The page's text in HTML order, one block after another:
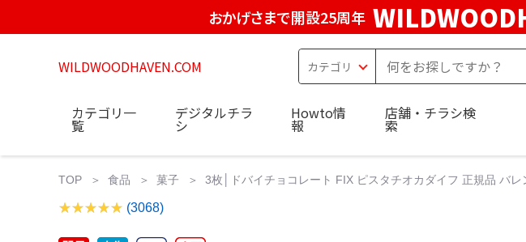
おかげさまで開設25周年
WILDWOODHAVEN.COM
カテゴリ一
覧
デジタルチラ
シ
Howto情
報
店舗・チラシ検
索
TOP 食品 菓子 3枚│ドバイチョコレート FIX ピスタチオカダイフ 正規品 バ
(3068)